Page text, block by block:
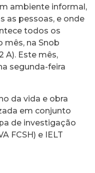
ambiente informal,
as pessoas, e onde
todos os
mês, na Snob
A). Este mês,
segunda-feira
da vida e obra
em conjunto
de investigação
FCSH) e IELT